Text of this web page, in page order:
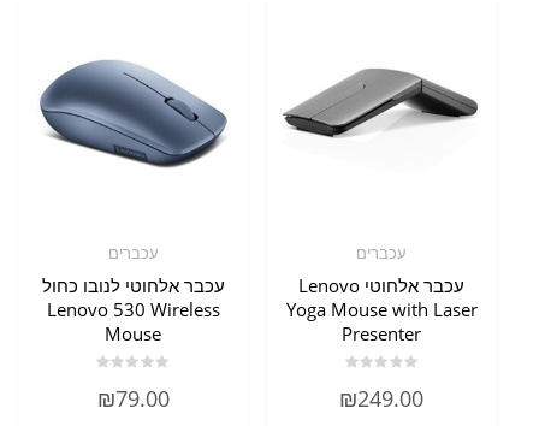
עכברים
עכבר אלחוטי Lenovo
Yoga Mouse with Laser
Presenter
0
₪249.00
עכברים
עכבר אלחוטי לנובו כחול
Lenovo 530 Wireless
Mouse
0
₪79.00